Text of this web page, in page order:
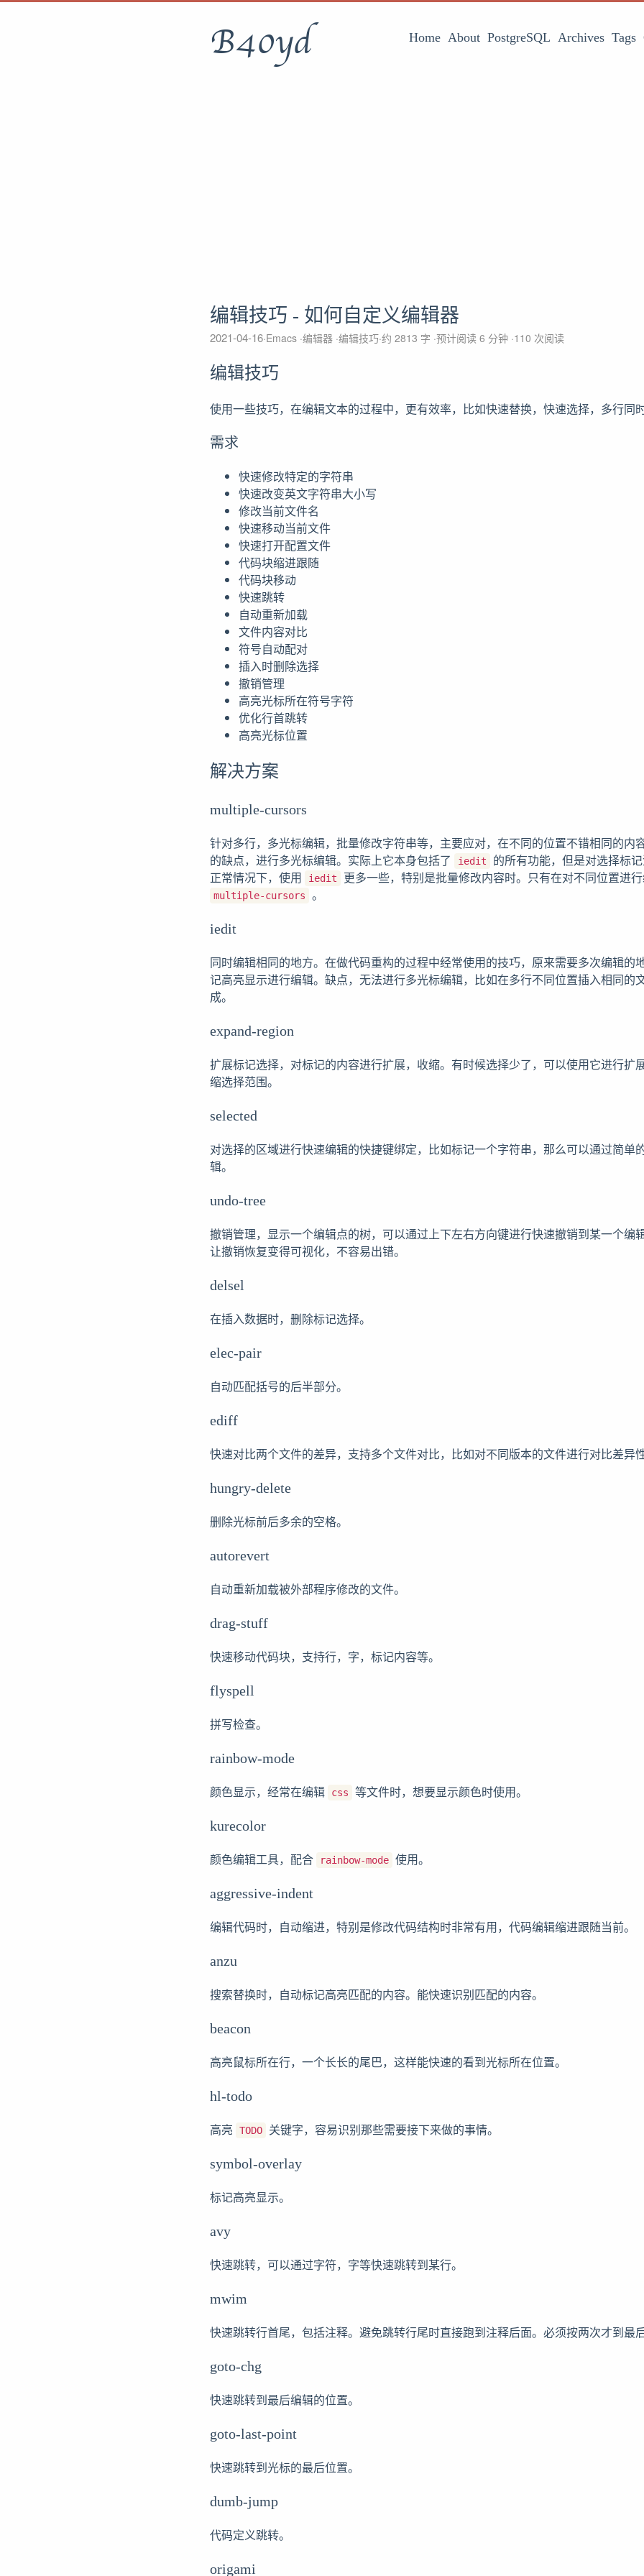
B40yd Home About PostgreSQL Archives Tags
编辑技巧 - 如何自定义编辑器
2021-04-16 Emacs 编辑器 编辑技巧 约 2813 字 预计阅读 6 分钟 110 次阅读
编辑技巧
使用一些技巧，在编辑文本的过程中，更有效率，比如快速替换，快速选择，多行同
需求
快速修改特定的字符串
快速改变英文字符串大小写
修改当前文件名
快速移动当前文件
快速打开配置文件
代码块缩进跟随
代码块移动
快速跳转
自动重新加载
文件内容对比
符号自动配对
插入时删除选择
撤销管理
高亮光标所在符号字符
优化行首跳转
高亮光标位置
解决方案
multiple-cursors
针对多行，多光标编辑，批量修改字符串等，主要应对，在不同的位置不错相同的内
的缺点，进行多光标编辑。实际上它本身包括了
iedit
的所有功能，但是对选择标
正常情况下，使用
iedit 更多一些，特别是批量修改内容时。只有在对不同位置进
multiple-cursors 。
iedit
同时编辑相同的地方。在做代码重构的过程中经常使用的技巧，原来需要多次编辑的
记高亮显示进行编辑。缺点，无法进行多光标编辑，比如在多行不同位置插入相同的
成。
expand-region
扩展标记选择，对标记的内容进行扩展，收缩。有时候选择少了，可以使用它进行扩
缩选择范围。
selected
对选择的区域进行快速编辑的快捷键绑定，比如标记一个字符串，那么可以通过简单
辑。
undo-tree
撤销管理，显示一个编辑点的树，可以通过上下左右方向键进行快速撤销到某一个编
让撤销恢复变得可视化，不容易出错。
delsel
在插入数据时，删除标记选择。
elec-pair
自动匹配括号的后半部分。
ediff
快速对比两个文件的差异，支持多个文件对比，比如对不同版本的文件进行对比差异
hungry-delete
删除光标前后多余的空格。
autorevert
自动重新加载被外部程序修改的文件。
drag-stuff
快速移动代码块，支持行，字，标记内容等。
flyspell
拼写检查。
rainbow-mode
颜色显示，经常在编辑 css 等文件时，想要显示颜色时使用。
kurecolor
颜色编辑工具，配合 rainbow-mode 使用。
aggressive-indent
编辑代码时，自动缩进，特别是修改代码结构时非常有用，代码编辑缩进跟随当前。
anzu
搜索替换时，自动标记高亮匹配的内容。能快速识别匹配的内容。
beacon
高亮鼠标所在行，一个长长的尾巴，这样能快速的看到光标所在位置。
hl-todo
高亮 TODO 关键字，容易识别那些需要接下来做的事情。
symbol-overlay
标记高亮显示。
avy
快速跳转，可以通过字符，字等快速跳转到某行。
mwim
快速跳转行首尾，包括注释。避免跳转行尾时直接跑到注释后面。必须按两次才到最
goto-chg
快速跳转到最后编辑的位置。
goto-last-point
快速跳转到光标的最后位置。
dumb-jump
代码定义跳转。
origami